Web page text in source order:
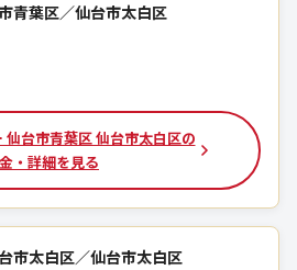
青葉区／仙台市太白区
仙台市青葉区 仙台市太白区の
・詳細を見る
市太白区／仙台市太白区